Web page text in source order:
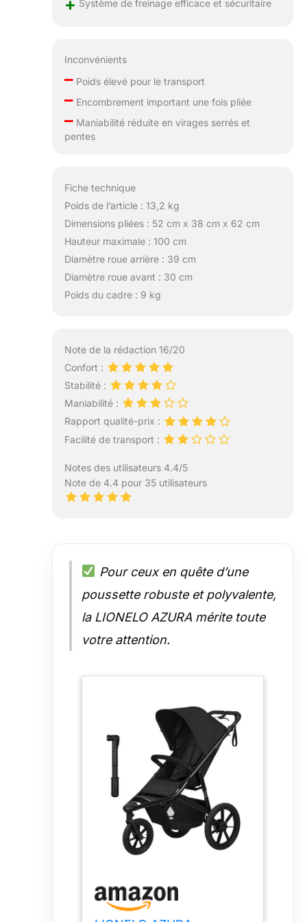
d'éléments
l'enfant est
assurée par
l'auvent
d'arrêter et de
contrôler la
toute sécurité
lorsque vous
courrez
confortablement
en position
allongée. La
poignée de
maintien peut être
réglée sur 9
niveaux, de 87 à
poussette est
équipée d'un
housse de
protection contre
la pluie et pompe
Système de freinage efficace et sécuritaire
Inconvénients
–Poids élevé pour le transport
–Encombrement important une fois pliée
–Maniabilité réduite en virages serrés et
pentes
Fiche technique
Poids de l’article : 13,2 kg
Dimensions pliées : 52 cm x 38 cm x 62 cm
Hauteur maximale : 100 cm
Diamètre roue arrière : 39 cm
Diamètre roue avant : 30 cm
Poids du cadre : 9 kg
Note de la rédaction 16/20
Confort :
Stabilité :
Maniabilité :
Rapport qualité-prix :
Facilité de transport :
Notes des utilisateurs 4.4/5
Note de 4.4 pour 35 utilisateurs
Pour ceux en quête d’une
poussette robuste et polyvalente,
la LIONELO AZURA mérite toute
votre attention.